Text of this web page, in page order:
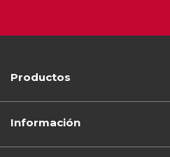
Productos
Información